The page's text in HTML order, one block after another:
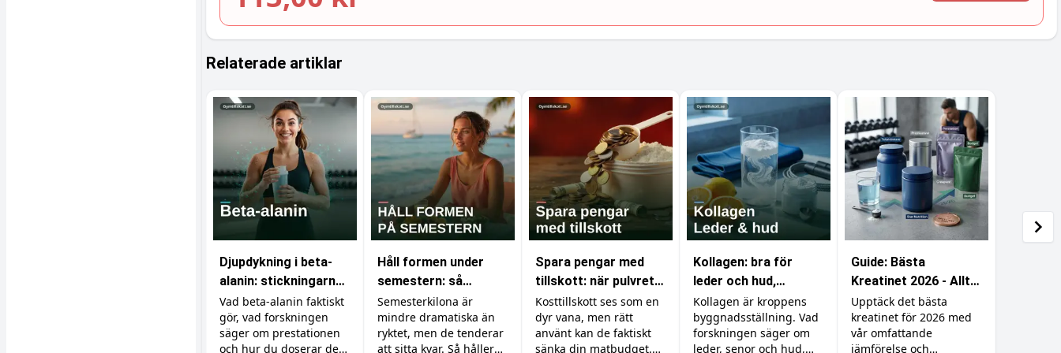
Relaterade artiklar
Djupdykning i beta-
alanin: stickningarna,
karnosinet och
effekten
Vad beta-alanin faktiskt
gör, vad forskningen
säger om prestationen
och hur du doserar det
Håll formen under
semestern: så
undviker du att lägga
på dig fett
Semesterkilona är
mindre dramatiska än
ryktet, men de tenderar
att sitta kvar. Så håller
Spara pengar med
tillskott: när pulvret
är billigare än maten
Kosttillskott ses som en
dyr vana, men rätt
använt kan de faktiskt
sänka din matbudget.
Kollagen: bra för
leder och hud,
verkningslöst för
musklerna
Kollagen är kroppens
byggnadsställning. Vad
forskningen säger om
leder, senor och hud,
Guide: Bästa
Kreatinet 2026 - Allt
du behöver veta
Upptäck det bästa
kreatinet för 2026 med
vår omfattande
jämförelse och